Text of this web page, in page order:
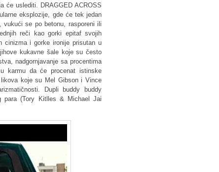
će uslediti. DRAGGED ACROSS
eksplozije, gde će tek jedan
se po betonu, rasporeni ili
reči kao gorki epitaf svojih
cinizma i gorke ironije prisutan u
kukavne šale koje su često
nadgornjavanje sa procentima
karmu da će procenat istinske
koje su Mel Gibson i Vince
Dupli buddy buddy
para (Tory Kitlles & Michael Jai